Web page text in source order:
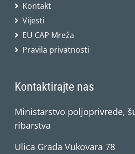
Kontakt
Vijesti
EU CAP Mreža
Pravila privatnosti
Kontaktirajte nas
Ministarstvo poljoprivrede,
ribarstva
Ulica Grada Vukovara 78